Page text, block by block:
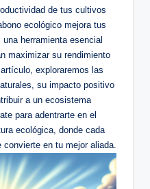
de tus cultivos
ecológico mejora tus
herramienta esencial
maximizar su rendimiento
exploraremos las
su impacto positivo
a un ecosistema
para adentrarte en el
ecológica, donde cada
en tu mejor aliada.